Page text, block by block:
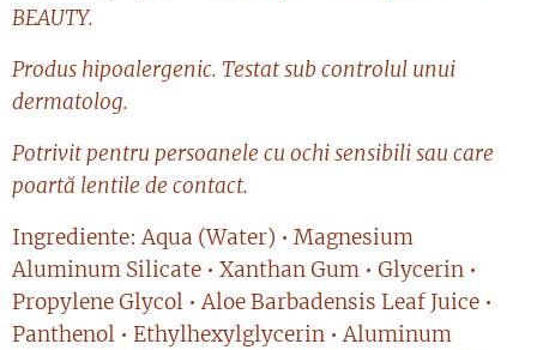
BEAUTY.
Produs hipoalergenic. Testat sub controlul unui
dermatolog.
Potrivit pentru persoanele cu ochi sensibili sau care
poartă lentile de contact.
Ingrediente: Aqua (Water) • Magnesium
Aluminum Silicate • Xanthan Gum • Glycerin •
Propylene Glycol • Aloe Barbadensis Leaf Juice •
Panthenol • Ethylhexylglycerin • Aluminum